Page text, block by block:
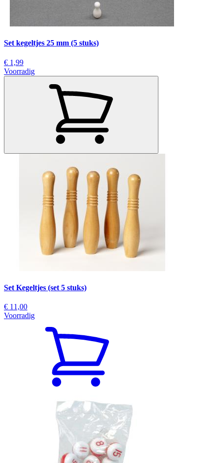
Set kegeltjes 25 mm (5 stuks)
€ 1,99
Voorradig
Set Kegeltjes (set 5 stuks)
€ 11,00
Voorradig